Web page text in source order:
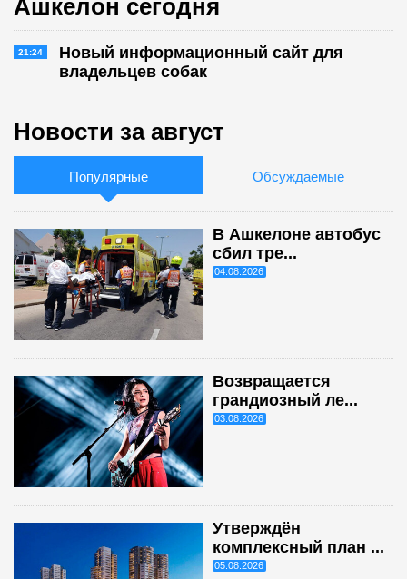
Ашкелон сегодня
21:24
Новый информационный сайт для
владельцев собак
Новости за август
Популярные Обсуждаемые
В Ашкелоне автобус
сбил тре...
04.08.2026
Возвращается
грандиозный ле...
03.08.2026
Утверждён
комплексный план ...
05.08.2026